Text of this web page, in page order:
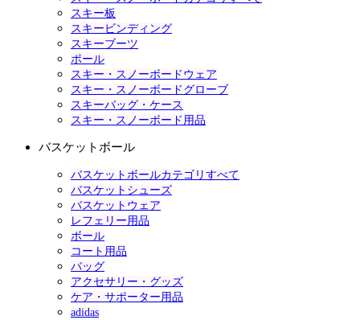
スキー板
スキービンディング
スキーブーツ
ポール
スキー・スノーボードウェア
スキー・スノーボードグローブ
スキーバッグ・ケース
スキー・スノーボード用品
バスケットボール
バスケットボールカテゴリすべて
バスケットシューズ
バスケットウェア
レフェリー用品
ボール
コート用品
バッグ
アクセサリー・グッズ
ケア・サポーター用品
adidas